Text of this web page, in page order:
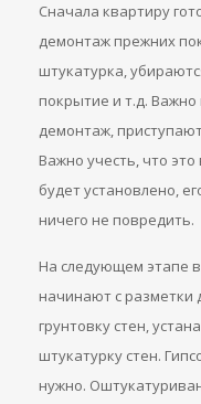
Сначала квартиру
демонтаж прежних
штукатурка,
покрытие и т.д.
демонтаж,
Важно учесть, что
будет установлено,
ничего не повредить.
На следующем этапе
начинают с разметки
грунтовку стен,
штукатурку стен.
нужно.